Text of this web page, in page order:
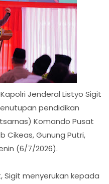
Jenderal Listyo Sigit
pendidikan
Komando Pusat
Cikeas, Gunung Putri,
(6/7/2026).
menyerukan kepada